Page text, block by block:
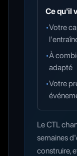
Ce qu'il
•Votre
•À
adapté
•Votre
Le CTL
semaines
construire,